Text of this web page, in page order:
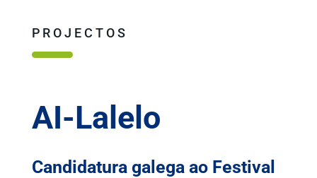
PROJECTOS
AI-Lalelo
Candidatura galega ao Festival